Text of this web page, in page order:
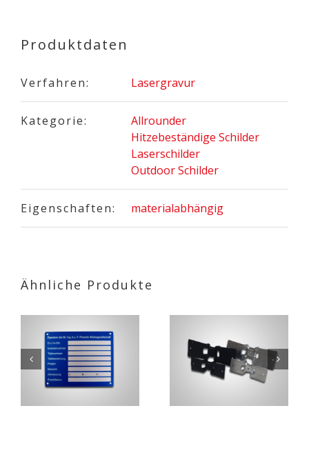
Produktdaten
Verfahren: Lasergravur
Kategorie:
Allrounder
Hitzebeständige Schilder
Laserschilder
Outdoor Schilder
Eigenschaften: materialabhängig
Ähnliche Produkte